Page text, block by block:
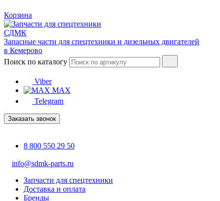
Корзина
Запасные части для спецтехники и дизельных двигателей
в Кемерово
Поиск по каталогу
Viber
MAX
Telegram
Заказать звонок
8 800 550 29 50
info@sdmk-parts.ru
Запчасти для спецтехники
Доставка и оплата
Бренды